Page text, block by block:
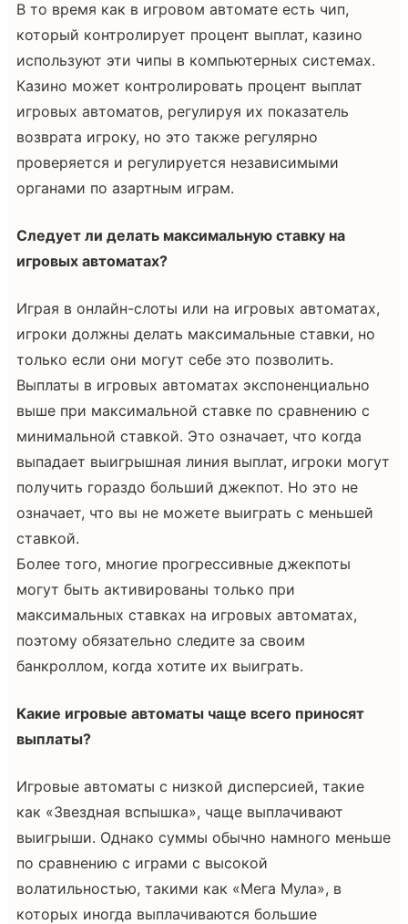
В то время как в игровом автомате есть чип,
который контролирует процент выплат, казино
используют эти чипы в компьютерных системах.
Казино может контролировать процент выплат
игровых автоматов, регулируя их показатель
возврата игроку, но это также регулярно
проверяется и регулируется независимыми
органами по азартным играм.
Следует ли делать максимальную ставку на
игровых автоматах?
Играя в онлайн-слоты или на игровых автоматах,
игроки должны делать максимальные ставки, но
только если они могут себе это позволить.
Выплаты в игровых автоматах экспоненциально
выше при максимальной ставке по сравнению с
минимальной ставкой. Это означает, что когда
выпадает выигрышная линия выплат, игроки могут
получить гораздо больший джекпот. Но это не
означает, что вы не можете выиграть с меньшей
ставкой.
Более того, многие прогрессивные джекпоты
могут быть активированы только при
максимальных ставках на игровых автоматах,
поэтому обязательно следите за своим
банкроллом, когда хотите их выиграть.
Какие игровые автоматы чаще всего приносят
выплаты?
Игровые автоматы с низкой дисперсией, такие
как «Звездная вспышка», чаще выплачивают
выигрыши. Однако суммы обычно намного меньше
по сравнению с играми с высокой
волатильностью, такими как «Мега Мула», в
которых иногда выплачиваются большие